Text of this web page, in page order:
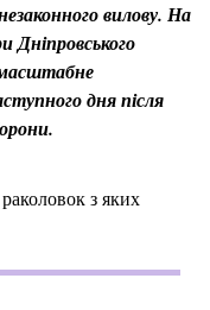
вилову. На
Дніпровського
дня після
з яких